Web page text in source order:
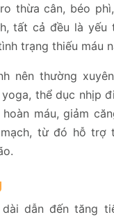
thừa cân, béo
tất cả đều là yếu
trạng thiếu máu
nên thường
thể dục nhịp
máu, giảm
từ đó hỗ trợ
dẫn đến tăng